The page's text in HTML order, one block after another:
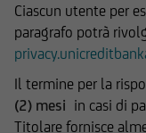
Ciascun utente per
paragrafo potrà
Il termine per la
(2) mesi in casi di
Titolare fornisce
Securities Act
UniCredit
composta da
UniCredit
S.p.A., Roma